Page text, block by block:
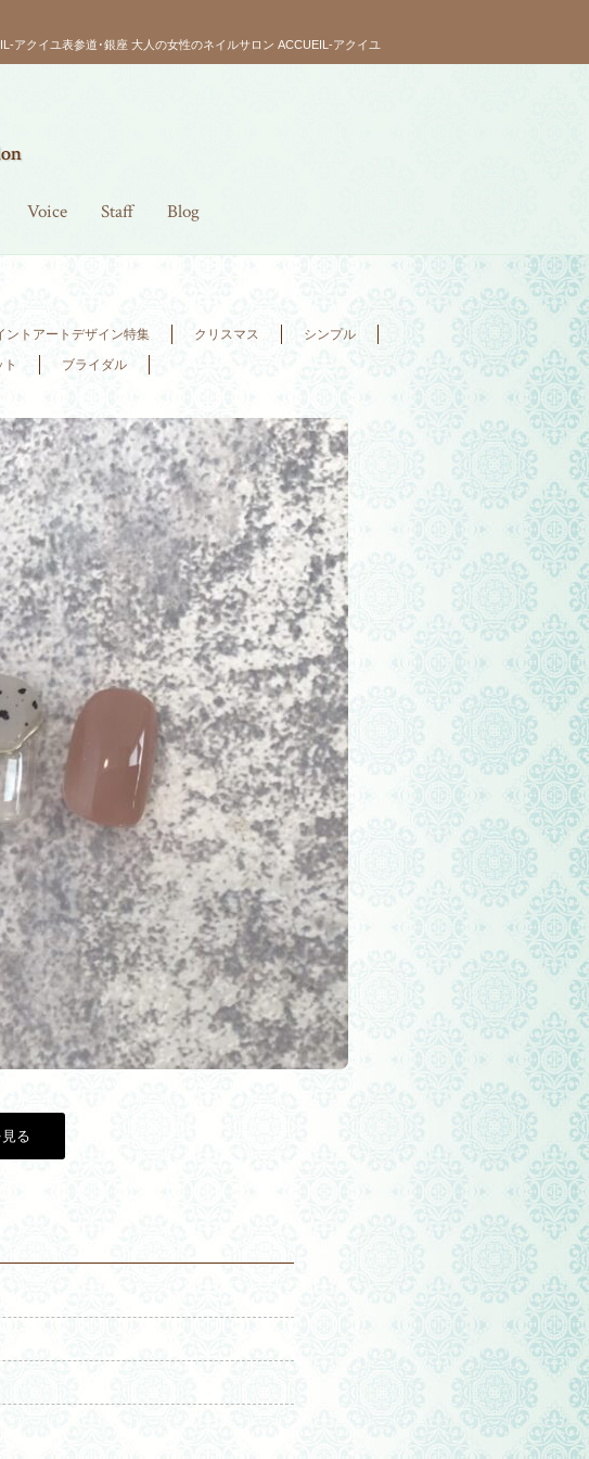
アクイユ表参道･銀座 大人の女性のネイルサロン ACCUEIL-アクイユ
Voice Staff Blog
ントアートデザイン特集 クリスマス
シンプル
ト ブライダル
る